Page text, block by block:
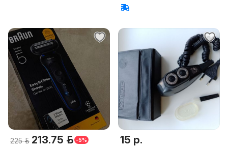
225 р. 213.75 р. -5% 15 р.